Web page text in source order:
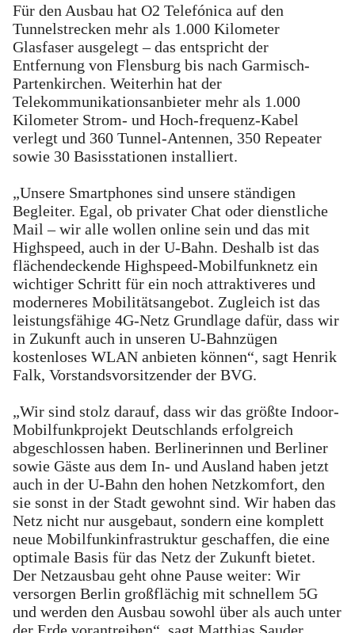
Für den Ausbau hat O2 Telefónica auf den
Tunnelstrecken mehr als 1.000 Kilometer
Glasfaser ausgelegt – das entspricht der
Entfernung von Flensburg bis nach Garmisch-
Partenkirchen. Weiterhin hat der
Telekommunikationsanbieter mehr als 1.000
Kilometer Strom- und Hoch-frequenz-Kabel
verlegt und 360 Tunnel-Antennen, 350 Repeater
sowie 30 Basisstationen installiert.
„Unsere Smartphones sind unsere ständigen
Begleiter. Egal, ob privater Chat oder dienstliche
Mail – wir alle wollen online sein und das mit
Highspeed, auch in der U-Bahn. Deshalb ist das
flächendeckende Highspeed-Mobilfunknetz ein
wichtiger Schritt für ein noch attraktiveres und
moderneres Mobilitätsangebot. Zugleich ist das
leistungsfähige 4G-Netz Grundlage dafür, dass wir
in Zukunft auch in unseren U-Bahnzügen
kostenloses WLAN anbieten können“, sagt Henrik
Falk, Vorstandsvorsitzender der BVG.
„Wir sind stolz darauf, dass wir das größte Indoor-
Mobilfunkprojekt Deutschlands erfolgreich
abgeschlossen haben. Berlinerinnen und Berliner
sowie Gäste aus dem In- und Ausland haben jetzt
auch in der U-Bahn den hohen Netzkomfort, den
sie sonst in der Stadt gewohnt sind. Wir haben das
Netz nicht nur ausgebaut, sondern eine komplett
neue Mobilfunkinfrastruktur geschaffen, die eine
optimale Basis für das Netz der Zukunft bietet.
Der Netzausbau geht ohne Pause weiter: Wir
versorgen Berlin großflächig mit schnellem 5G
und werden den Ausbau sowohl über als auch unter